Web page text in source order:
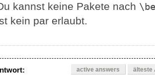
kannst keine Pakete nach
kein par erlaubt.
active answers älteste